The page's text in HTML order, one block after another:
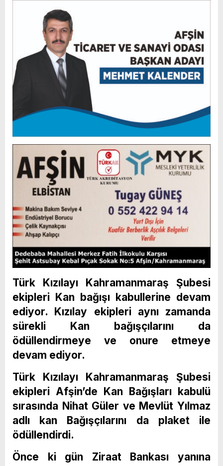
Türk Kızılayı Kahramanmaraş Şubesi
ekipleri Kan bağışı kabullerine devam
ediyor. Kızılay ekipleri aynı zamanda
sürekli Kan bağışçılarını da
ödüllendirmeye ve onure etmeye
devam ediyor.
Türk Kızılayı Kahramanmaraş Şubesi
ekipleri Afşin’de Kan Bağışları kabulü
sırasında Nihat Güler ve Mevlüt Yılmaz
adlı kan Bağışçılarını da plaket ile
ödüllendirdi.
Önce ki gün Ziraat Bankası yanına